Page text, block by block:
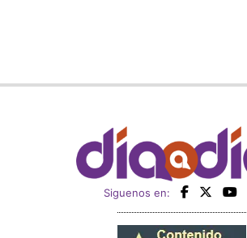
Siguenos en: